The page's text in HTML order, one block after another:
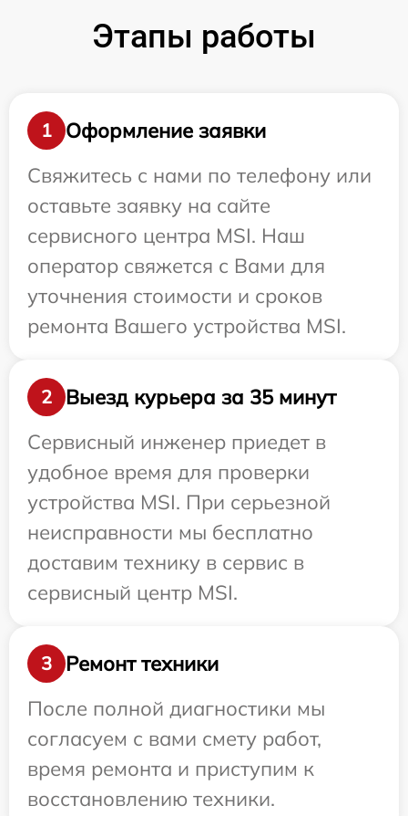
Этапы работы
1
Оформление заявки
Свяжитесь с нами по телефону или
оставьте заявку на сайте
сервисного центра MSI. Наш
оператор свяжется с Вами для
уточнения стоимости и сроков
ремонта Вашего устройства MSI.
2
Выезд курьера за 35 минут
Сервисный инженер приедет в
удобное время для проверки
устройства MSI. При серьезной
неисправности мы бесплатно
доставим технику в сервис в
сервисный центр MSI.
3
Ремонт техники
После полной диагностики мы
согласуем с вами смету работ,
время ремонта и приступим к
восстановлению техники.